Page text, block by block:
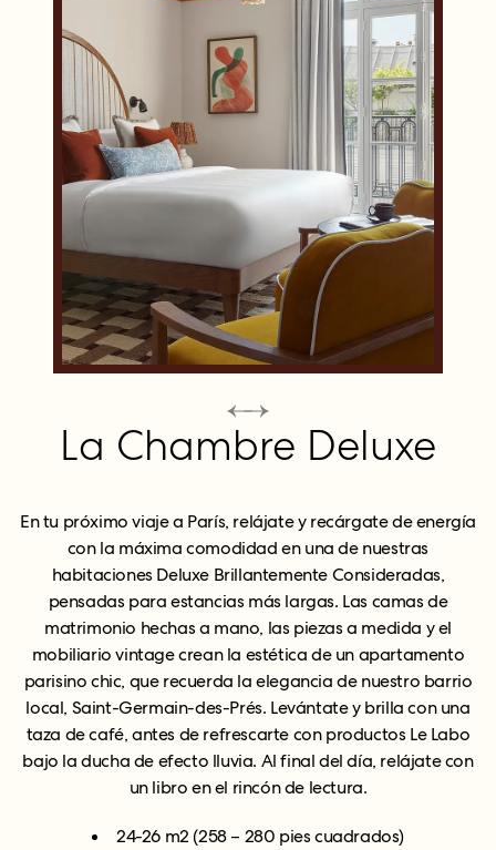
La Chambre Deluxe
En tu próximo viaje a París, relájate y recárgate de energía
con la máxima comodidad en una de nuestras
habitaciones Deluxe Brillantemente Consideradas,
pensadas para estancias más largas. Las camas de
matrimonio hechas a mano, las piezas a medida y el
mobiliario vintage crean la estética de un apartamento
parisino chic, que recuerda la elegancia de nuestro barrio
local, Saint-Germain-des-Prés. Levántate y brilla con una
taza de café, antes de refrescarte con productos Le Labo
bajo la ducha de efecto lluvia. Al final del día, relájate con
un libro en el rincón de lectura.
24-26 m2 (258 – 280 pies cuadrados)